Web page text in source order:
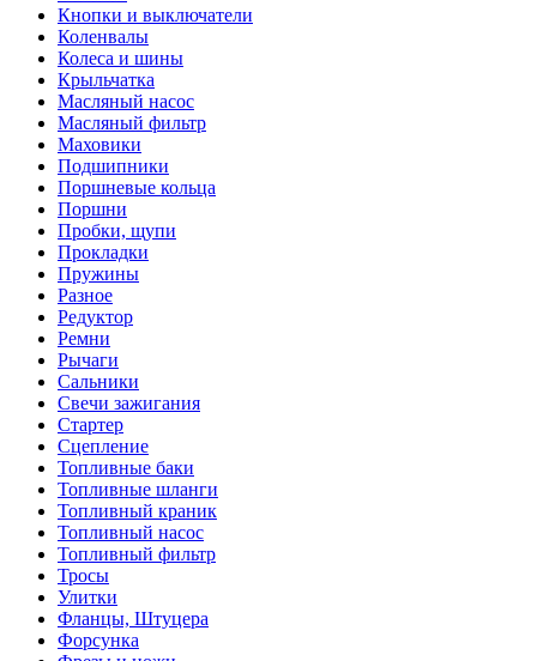
Кнопки и выключатели
Коленвалы
Колеса и шины
Крыльчатка
Масляный насос
Масляный фильтр
Маховики
Подшипники
Поршневые кольца
Поршни
Пробки, щупи
Прокладки
Пружины
Разное
Редуктор
Ремни
Рычаги
Сальники
Свечи зажигания
Стартер
Сцепление
Топливные баки
Топливные шланги
Топливный краник
Топливный насос
Топливный фильтр
Тросы
Улитки
Фланцы, Штуцера
Форсунка